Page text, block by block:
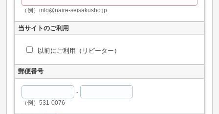
（例）info@naire-seisakusho.jp
当サイトのご利用
以前にご利用（リピーター）
郵便番号
-
（例）531-0076